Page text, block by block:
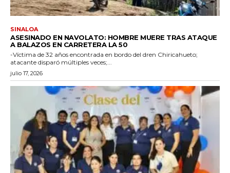
SINALOA
ASESINADO EN NAVOLATO: HOMBRE MUERE TRAS ATAQUE
A BALAZOS EN CARRETERA LA 50
-Víctima de 32 años encontrada en bordo del dren Chiricahueto;
atacante disparó múltiples veces;...
julio 17, 2026